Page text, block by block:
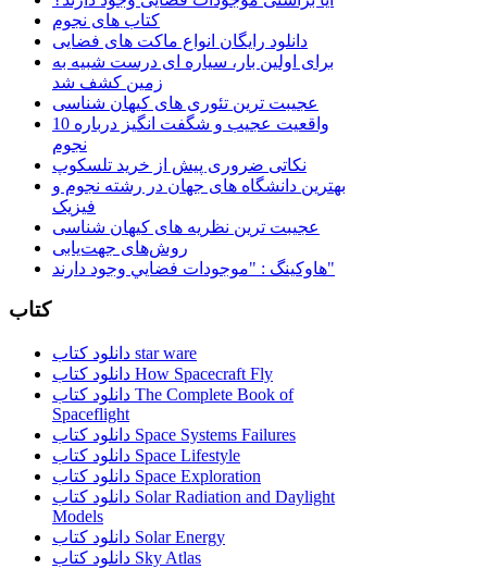
کتاب های نجوم
دانلود رایگان انواع ماکت های فضایی
برای اولین بار، سیاره ای درست شبیه به
زمین کشف شد
عجیبت ترین تئوری های کیهان شناسی
10 واقعیت عجیب و شگفت انگیز درباره
نجوم
نکاتی ضروری پیش از خرید تلسکوپ
بهترین دانشگاه های جهان در رشته نجوم و
فیزیک
عجیبت ترین نظریه های کیهان شناسی
روش‌های جهت‌یابی
هاوكينگ : "موجودات فضايي وجود دارند"
کتاب
دانلود کتاب star ware
دانلود کتاب How Spacecraft Fly
دانلود کتاب The Complete Book of
Spaceflight
دانلود کتاب Space Systems Failures
دانلود کتاب Space Lifestyle
دانلود کتاب Space Exploration
دانلود کتاب Solar Radiation and Daylight
Models
دانلود کتاب Solar Energy
دانلود کتاب Sky Atlas